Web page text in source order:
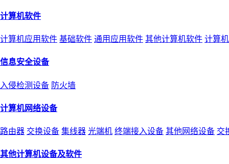
计算机软件
计算机应用软件 基础软件 通用应用软件 其他计算机软件 计算
信息安全设备
入侵检测设备 防火墙
计算机网络设备
路由器 交换设备 集线器 光端机 终端接入设备 其他网络设备 交
其他计算机设备及软件